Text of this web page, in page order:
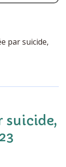
par suicide,
suicide,